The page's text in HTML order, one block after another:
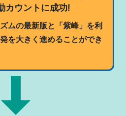
カウントに成功!
ムの最新版と「紫峰」を利
を大きく進めることができ